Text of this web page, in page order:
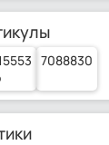
7088830